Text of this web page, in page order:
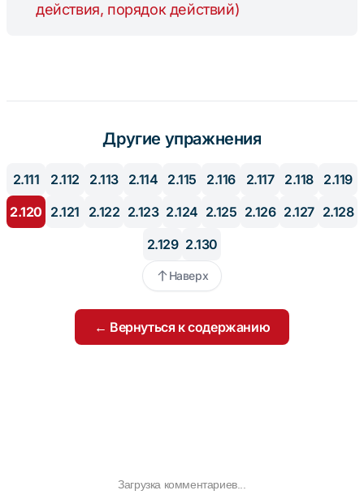
действия, порядок действий)
Другие упражнения
2.111 2.112 2.113 2.114 2.115 2.116 2.117 2.118
2.119
2.120 2.121 2.122 2.123 2.124 2.125 2.126 2.127 2.128
2.129 2.130
Наверх
← Вернуться к содержанию
Загрузка комментариев...